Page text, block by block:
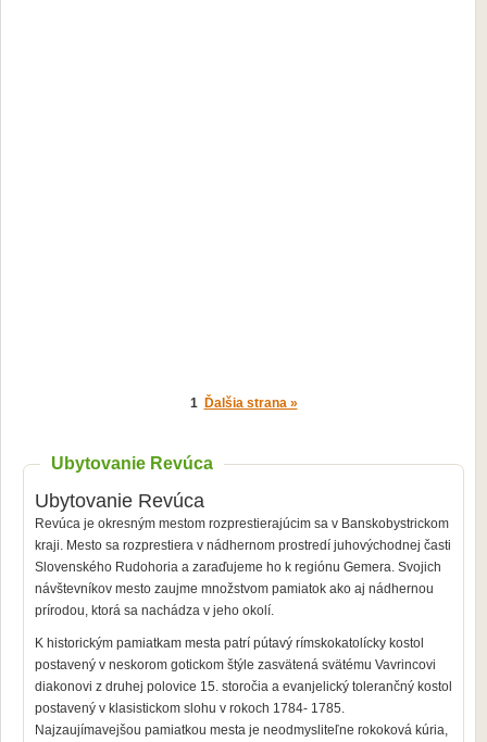
1 Ďalšia strana »
Ubytovanie Revúca
Ubytovanie Revúca
Revúca je okresným mestom rozprestierajúcim sa v Banskobystrickom
kraji. Mesto sa rozprestiera v nádhernom prostredí juhovýchodnej časti
Slovenského Rudohoria a zaraďujeme ho k regiónu Gemera. Svojich
návštevníkov mesto zaujme množstvom pamiatok ako aj nádhernou
prírodou, ktorá sa nachádza v jeho okolí.
K historickým pamiatkam mesta patrí pútavý rímskokatolícky kostol
postavený v neskorom gotickom štýle zasvätená svätému Vavrincovi
diakonovi z druhej polovice 15. storočia a evanjelický tolerančný kostol
postavený v klasistickom slohu v rokoch 1784- 1785.
Najzaujímavejšou pamiatkou mesta je neodmysliteľne rokoková kúria,